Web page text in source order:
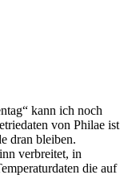
kann ich noch
von Philae ist
dran bleiben.
verbreitet, in
die auf